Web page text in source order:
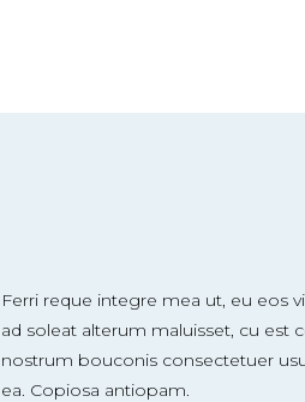
Ferri reque integre mea ut, eu eos
ad soleat alterum maluisset, cu est
nostrum bouconis consectetuer
ea. Copiosa antiopam.